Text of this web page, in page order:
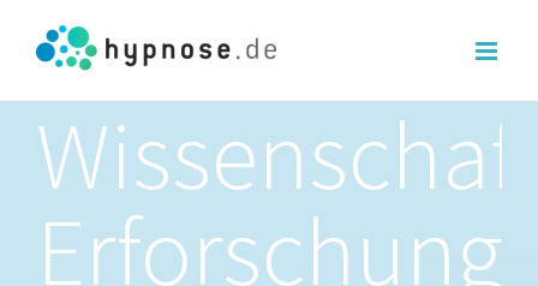
Erforschung